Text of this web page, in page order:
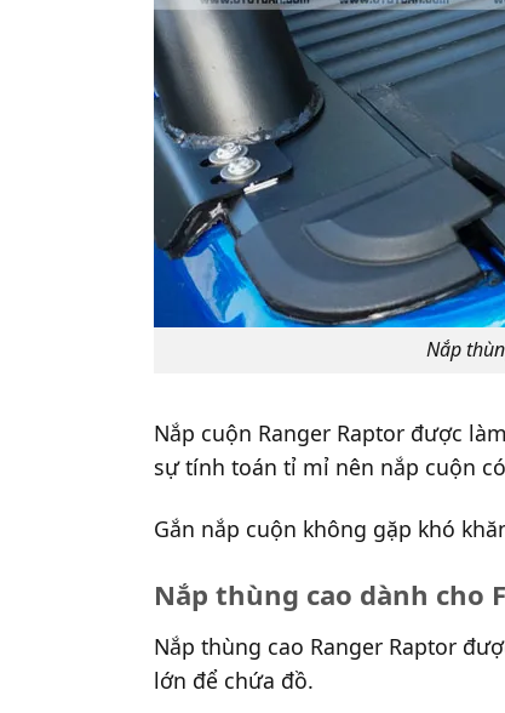
Nắp
Nắp cuộn Ranger Raptor được
sự tính toán tỉ mỉ nên nắp cuộn
Gắn nắp cuộn không gặp khó
Nắp thùng cao dành cho
Nắp thùng cao Ranger Raptor
lớn để chứa đồ.